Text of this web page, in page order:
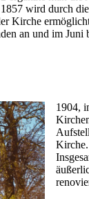
wird durch
Kirche
an und im
1904,
Kirche.